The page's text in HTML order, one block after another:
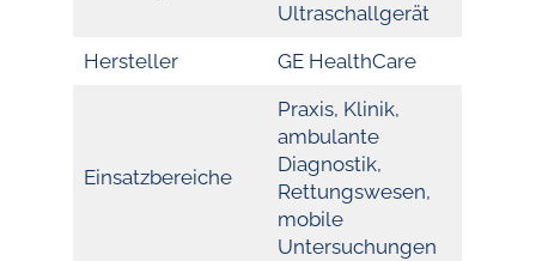
Ultraschallgerät
Hersteller
GE HealthCare
Einsatzbereiche
Praxis, Klinik,
ambulante
Diagnostik,
Rettungswesen,
mobile
Untersuchungen